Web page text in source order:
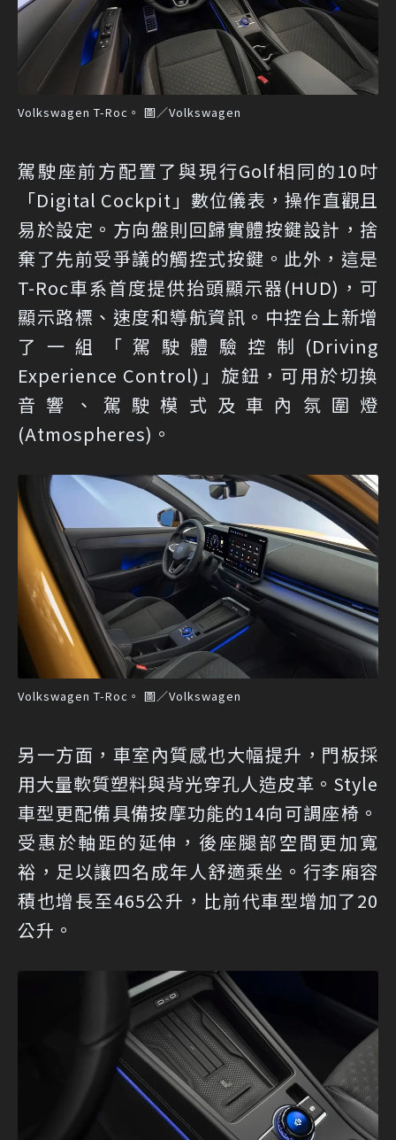
Volkswagen T-Roc。 圖／Volkswagen
駕駛座前方配置了與現行Golf相同的10吋
「Digital Cockpit」數位儀表，操作直觀且
易於設定。方向盤則回歸實體按鍵設計，捨
棄了先前受爭議的觸控式按鍵。此外，這是
T-Roc車系首度提供抬頭顯示器(HUD)，可
顯示路標、速度和導航資訊。中控台上新增
了一組「駕駛體驗控制(Driving
Experience Control)」旋鈕，可用於切換
音響、駕駛模式及車內氛圍燈
(Atmospheres)。
Volkswagen T-Roc。 圖／Volkswagen
另一方面，車室內質感也大幅提升，門板採
用大量軟質塑料與背光穿孔人造皮革。Style
車型更配備具備按摩功能的14向可調座椅。
受惠於軸距的延伸，後座腿部空間更加寬
裕，足以讓四名成年人舒適乘坐。行李廂容
積也增長至465公升，比前代車型增加了20
公升。